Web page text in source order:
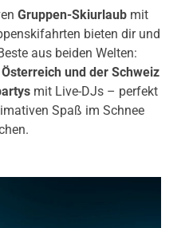
Gruppen-Skiurlaubmit
bieten dir und
aus beiden Welten:
und der Schweiz
mit Live-DJs – perfekt
Spaß im Schnee